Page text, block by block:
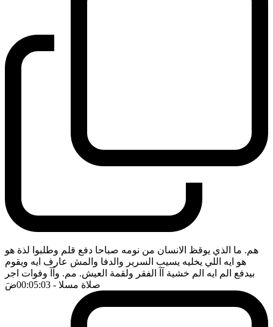
هم. ما الذي يوقظ الانسان من نومه صباحا دفع قلم وطلبوا لذة هو
هو ايه اللي يخليه يسيب السرير والدفا والمش عارف ايه ويقوم
بيدفع الم ايه الم خشية آآ الفقر ولقمة العيش. مم. وآآ وفوات اجر
صلاة مسلا - 00:05:03 ضَ